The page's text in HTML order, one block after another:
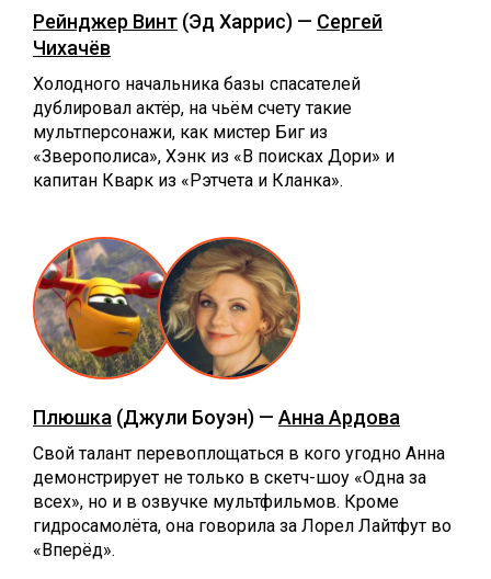
Рейнджер Винт (Эд Харрис) — Сергей
Чихачёв
Холодного начальника базы спасателей
дублировал актёр, на чьём счету такие
мультперсонажи, как мистер Биг из
«Зверополиса», Хэнк из «В поисках Дори» и
капитан Кварк из «Рэтчета и Кланка».
Плюшка (Джули Боуэн) — Анна Ардова
Свой талант перевоплощаться в кого угодно Анна
демонстрирует не только в скетч-шоу «Одна за
всех», но и в озвучке мультфильмов. Кроме
гидросамолёта, она говорила за Лорел Лайтфут во
«Вперёд».